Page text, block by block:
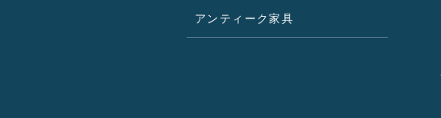
アンティーク家具